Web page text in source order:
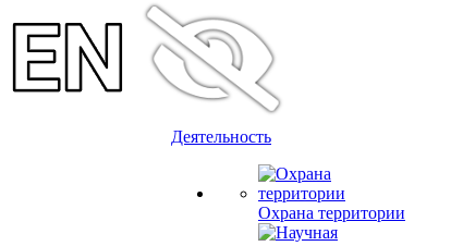
Деятельность
Охрана территории